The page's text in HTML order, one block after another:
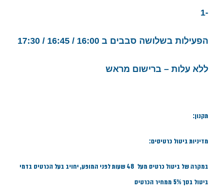
-1
הפעילות בשלושה סבבים ב 16:00 / 16:45 / 17:30
ללא עלות – ברישום מראש
תקנון:
מדיניות ביטול כרטיסים:
במקרה של ביטול כרטיס מעל 48 שעות לפני המופע, יחויב בעל הכרטיס בדמי
ביטול בסך 5% ממחיר הכרטיס